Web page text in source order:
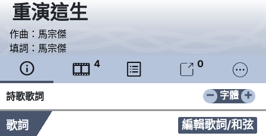
重演這生
作曲： 馬宗傑
填詞： 馬宗傑
  4   0 
詩歌歌詞 − +
字體
歌詞 編輯歌詞/和弦